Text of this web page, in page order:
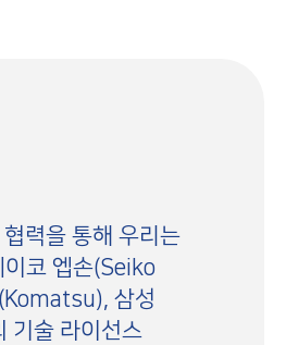
력을 통해 우리는
코 엡손(Seiko
삼성
기술 라이선스